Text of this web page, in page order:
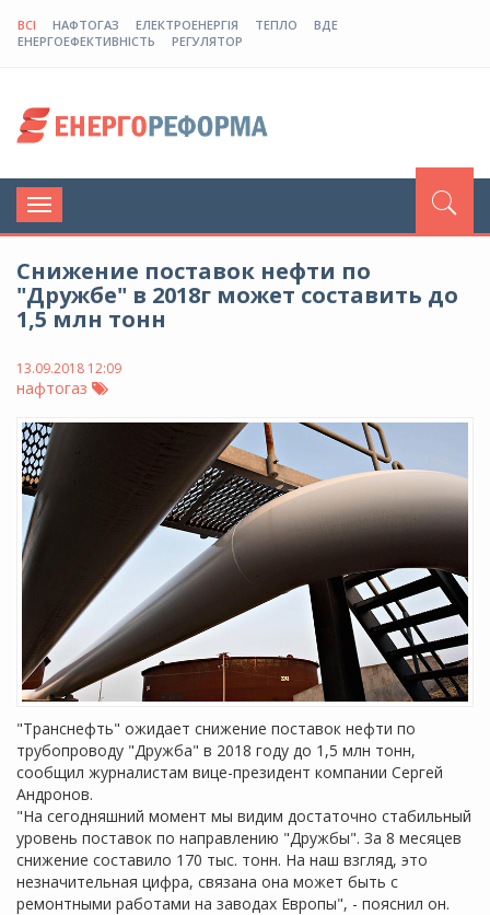
ВСІ НАФТОГАЗ ЕЛЕКТРОЕНЕРГІЯ ТЕПЛО
ВДЕ
ЕНЕРГОЕФЕКТИВНІСТЬ
РЕГУЛЯТОР
Toggle
navigation
Снижение поставок нефти по
"Дружбе" в 2018г может составить до
1,5 млн тонн
13.09.2018 12:09
нафтогаз
"Транснефть" ожидает снижение поставок нефти по
трубопроводу "Дружба" в 2018 году до 1,5 млн тонн,
сообщил журналистам вице-президент компании Сергей
Андронов.
"На сегодняшний момент мы видим достаточно стабильный
уровень поставок по направлению "Дружбы". За 8 месяцев
снижение составило 170 тыс. тонн. На наш взгляд, это
незначительная цифра, связана она может быть с
ремонтными работами на заводах Европы", - пояснил он.